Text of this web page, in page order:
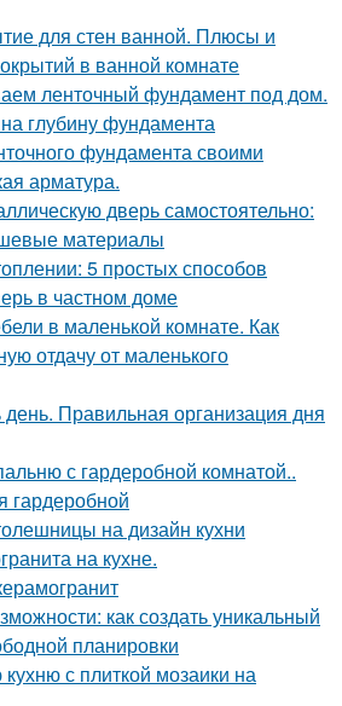
для стен ванной. Плюсы и
в ванной комнате
ленточный фундамент под дом.
глубину фундамента
фундамента своими
арматура.
дверь самостоятельно:
материалы
5 простых способов
в частном доме
в маленькой комнате. Как
отдачу от маленького
Правильная организация дня
с гардеробной комнатой..
на дизайн кухни
на кухне.
как создать уникальный
планировки
с плиткой мозаики на